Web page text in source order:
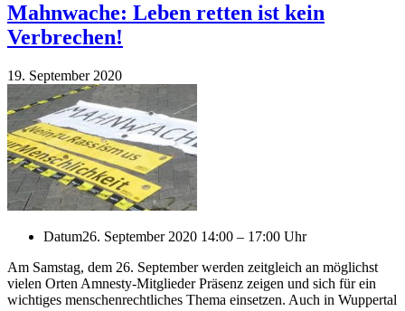
Mahnwache: Leben retten ist kein
Verbrechen!
19. September 2020
Datum26. September 2020 14:00 – 17:00 Uhr
Am Samstag, dem 26. September werden zeitgleich an möglichst
vielen Orten Amnesty-Mitglieder Präsenz zeigen und sich für ein
wichtiges menschenrechtliches Thema einsetzen. Auch in Wuppertal